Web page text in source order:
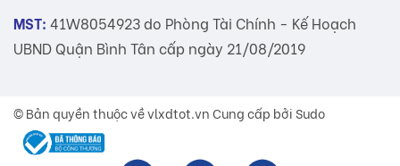
MST: 41W8054923 do Phòng Tài Chính - Kế Hoạch
UBND Quận Bình Tân cấp ngày 21/08/2019
© Bản quyền thuộc vềvlxdtot.vnCung cấp bởi Sudo